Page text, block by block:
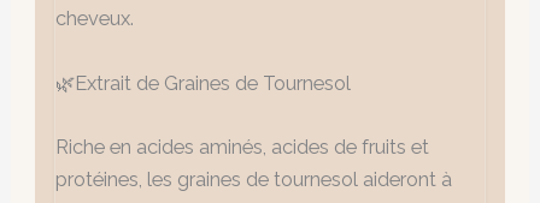
cheveux.
🌿Extrait de Graines de Tournesol
Riche en acides aminés, acides de fruits et
protéines, les graines de tournesol aideront à